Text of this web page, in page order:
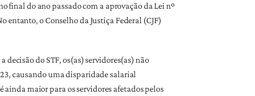
final do ano passado com a aprovação da Lei nº
entanto, o Conselho da Justiça Federal (CJF)
do STF, os(as) servidores(as) não
causando uma disparidade salarial
ainda maior para os servidores afetados pelos